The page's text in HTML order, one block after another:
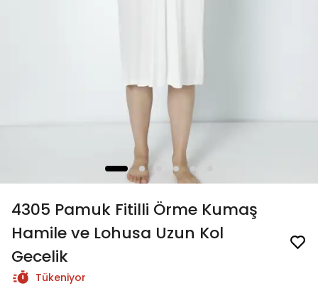
4305 Pamuk Fitilli Örme Kumaş
Hamile ve Lohusa Uzun Kol
Gecelik
Tükeniyor